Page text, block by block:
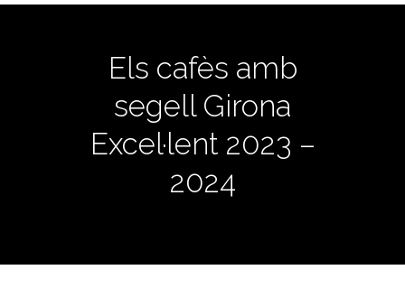
Els cafès amb
segell Girona
Excel·lent 2023 –
2024